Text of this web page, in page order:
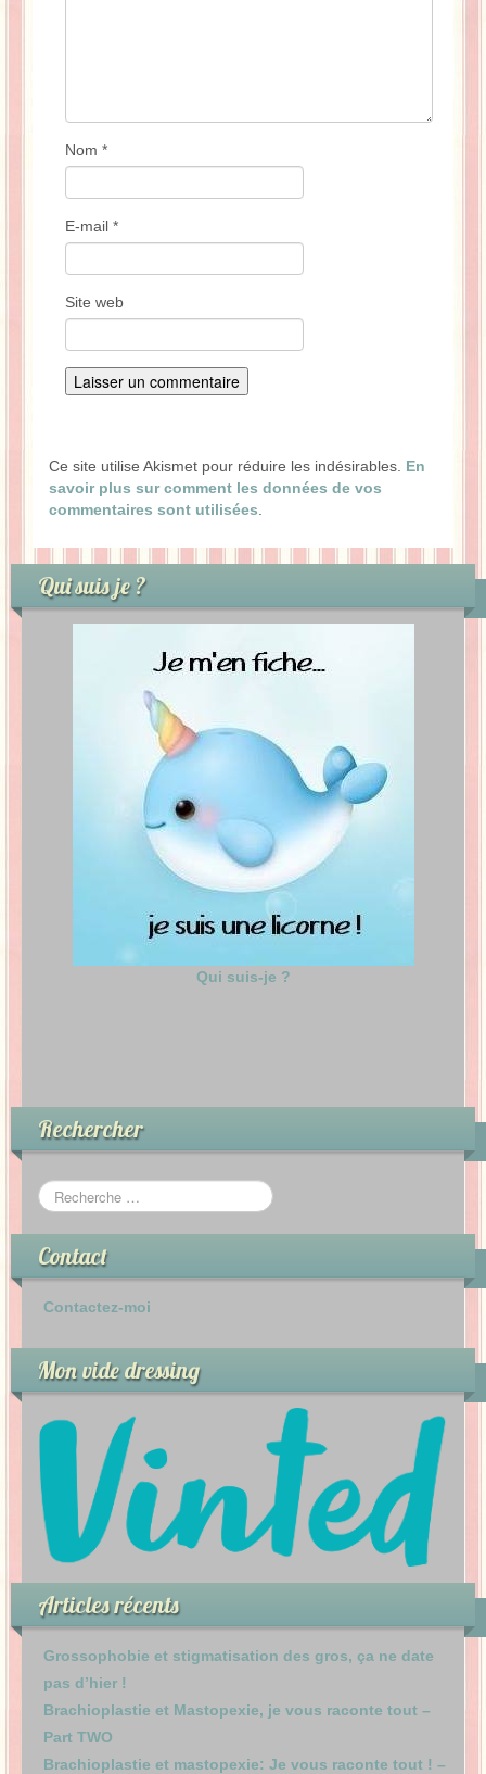
Nom *
E-mail *
Site web
Ce site utilise Akismet pour réduire les indésirables. En
savoir plus sur comment les données de vos
commentaires sont utilisées.
Qui suis je ?
Qui suis-je ?
Rechercher
Contact
Contactez-moi
Mon vide dressing
Articles récents
Grossophobie et stigmatisation des gros, ça ne date
pas d’hier !
Brachioplastie et Mastopexie, je vous raconte tout –
Part TWO
Brachioplastie et mastopexie: Je vous raconte tout ! –